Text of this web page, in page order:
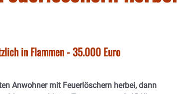
in Flammen - 35.000 Euro
Anwohner mit Feuerlöschern herbei, dann